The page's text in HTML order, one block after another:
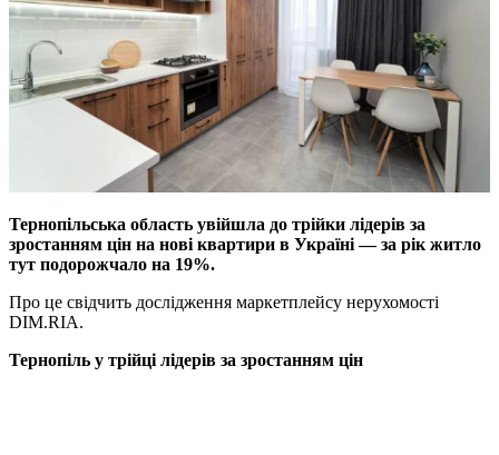
Тернопільська область увійшла до трійки лідерів за
зростанням цін на нові квартири в Україні — за рік житло
тут подорожчало на 19%.
Про це свідчить дослідження маркетплейсу нерухомості
DIM.RIA.
Тернопіль у трійці лідерів за зростанням цін